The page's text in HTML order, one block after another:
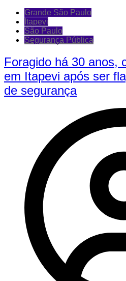
Grande São Paulo
Itapevi
São Paulo
Segurança Pública
Foragido há 30 anos,
em Itapevi após ser
de segurança